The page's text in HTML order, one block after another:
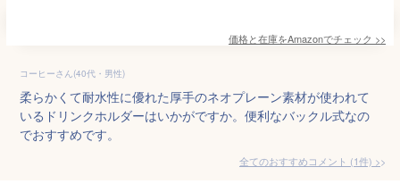
価格と在庫をAmazonでチェック >>
コーヒーさん(40代・男性)
柔らかくて耐水性に優れた厚手のネオプレーン素材が使われて
いるドリンクホルダーはいかがですか。便利なバックル式なの
でおすすめです。
全てのおすすめコメント (1件) >